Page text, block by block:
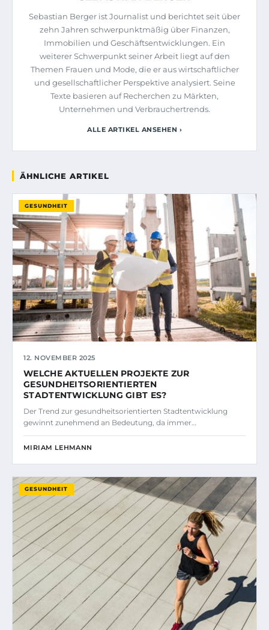
Sebastian Berger ist Journalist und berichtet seit über
zehn Jahren schwerpunktmäßig über Finanzen,
Immobilien und Geschäftsentwicklungen. Ein
weiterer Schwerpunkt seiner Arbeit liegt auf den
Themen Frauen und Mode, die er aus wirtschaftlicher
und gesellschaftlicher Perspektive analysiert. Seine
Texte basieren auf Recherchen zu Märkten,
Unternehmen und Verbrauchertrends.
ALLE ARTIKEL ANSEHEN ›
ÄHNLICHE ARTIKEL
GESUNDHEIT
12. NOVEMBER 2025
WELCHE AKTUELLEN PROJEKTE ZUR
GESUNDHEITSORIENTIERTEN
STADTENTWICKLUNG GIBT ES?
Der Trend zur gesundheitsorientierten Stadtentwicklung
gewinnt zunehmend an Bedeutung, da immer…
MIRIAM LEHMANN
GESUNDHEIT